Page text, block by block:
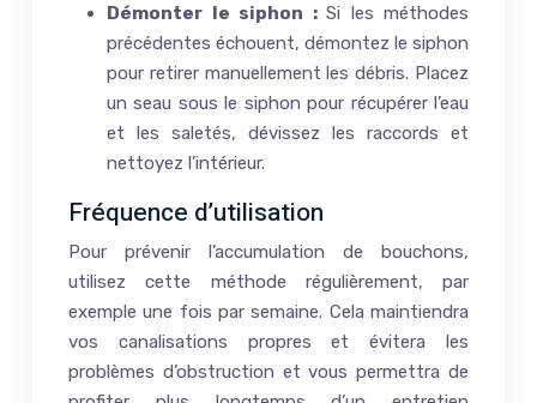
Démonter le siphon : Si les méthodes
précédentes échouent, démontez le siphon
pour retirer manuellement les débris. Placez
un seau sous le siphon pour récupérer l’eau
et les saletés, dévissez les raccords et
nettoyez l’intérieur.
Fréquence d’utilisation
Pour prévenir l’accumulation de bouchons,
utilisez cette méthode régulièrement, par
exemple une fois par semaine. Cela maintiendra
vos canalisations propres et évitera les
problèmes d’obstruction et vous permettra de